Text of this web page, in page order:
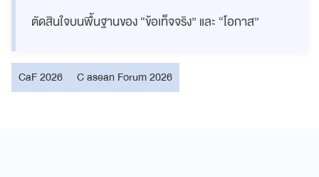
ตัดสินใจบนพื้นฐานของ “ข้อเท็จจริง” และ “โอกาส”
CaF 2026 C asean Forum 2026